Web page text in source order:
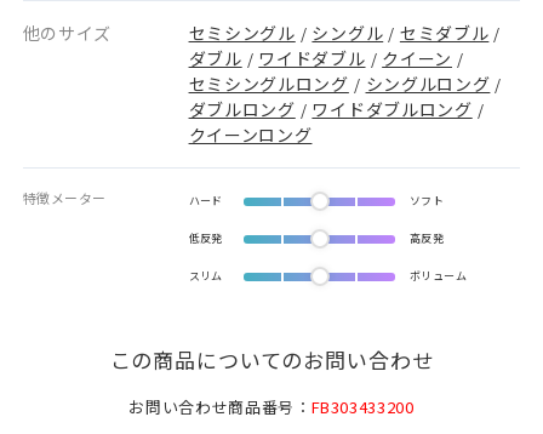
他のサイズ セミシングル / シングル / セミダブル /
ダブル / ワイドダブル / クイーン /
セミシングルロング / シングルロング /
ダブルロング / ワイドダブルロング /
クイーンロング
特徴メーター ハード ソフト
低反発 高反発
スリム ボリューム
この商品についてのお問い合わせ
お問い合わせ商品番号： FB303433200